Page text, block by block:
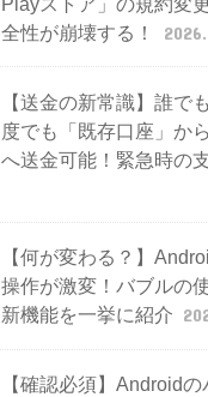
全性が崩壊する！
【送金の新常識】誰で
度でも「既存口座」か
へ送金可能！緊急時の
【何が変わる？】
操作が激変！バブルの
新機能を一挙に紹介
【確認必須】Android